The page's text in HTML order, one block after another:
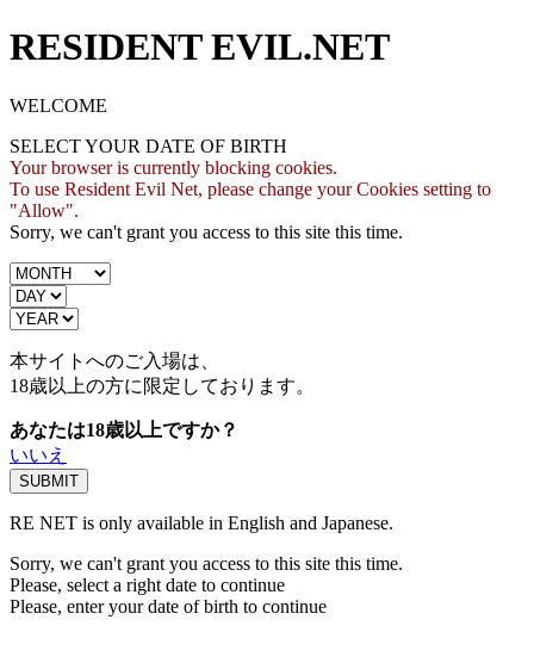
RESIDENT EVIL.NET
WELCOME
SELECT YOUR DATE OF BIRTH
Your browser is currently blocking cookies.
To use Resident Evil Net, please change your Cookies setting to
"Allow".
Sorry, we can't grant you access to this site this time.
本サイトへのご入場は、
18歳以上の方に限定しております。
あなたは18歳以上ですか？
いいえ
RE NET is only available in English and Japanese.
Sorry, we can't grant you access to this site this time.
Please, select a right date to continue
Please, enter your date of birth to continue